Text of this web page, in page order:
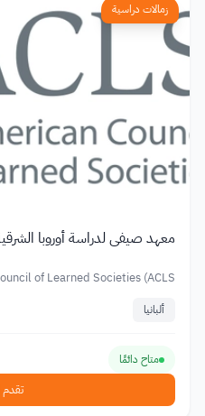
زمالات دراسية
معهد صيفي لدراسة أوروبا
of Learned Societies (ACLS)
ألبانيا
متاح دائمًا
تقدم